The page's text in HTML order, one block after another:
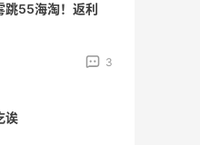
FWRD黑五2026
1
黑五2026海